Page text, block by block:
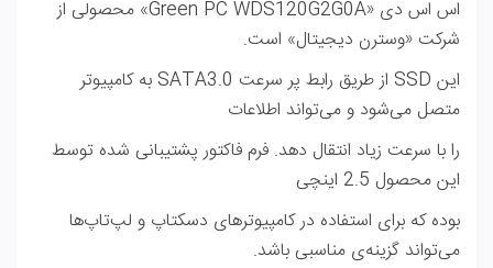
اس اس دی «Green PC WDS120G2G0A» محصولی از
شرکت «وسترن دیجیتال» است.
این SSD از طریق رابط پر سرعت SATA3.0به کامپیوتر
متصل می‌شود و می‌تواند اطلاعات
را با سرعت زیاد انتقال دهد. فرم فاکتور پشتیبانی شده توسط
این محصول 2.5 اینچی
بوده که برای استفاده‌ در کامپیوترهای دسکتاپ و لپ‌تاپ‌ها
می‌تواند گزینه‌ی مناسبی باشد.